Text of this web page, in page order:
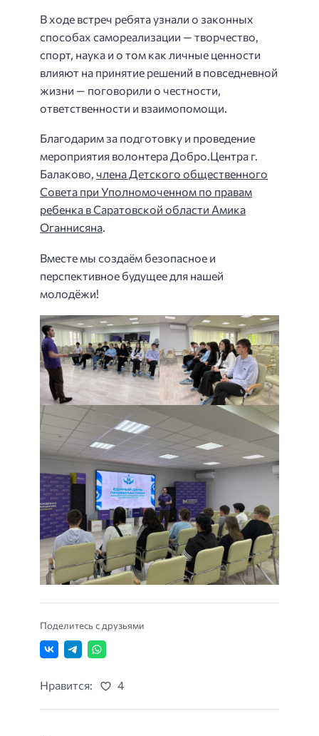
В ходе встреч ребята узнали о законных
способах самореализации — творчество,
спорт, наука и о том как личные ценности
влияют на принятие решений в повседневной
жизни — поговорили о честности,
ответственности и взаимопомощи.
Благодарим за подготовку и проведение
мероприятия волонтера Добро.Центра г.
Балаково, члена Детского общественного
Совета при Уполномоченном по правам
ребенка в Саратовской области Амика
Оганнисяна.
Вместе мы создаём безопасное и
перспективное будущее для нашей
молодёжи!
Поделитесь с друзьями
Нравится: 4